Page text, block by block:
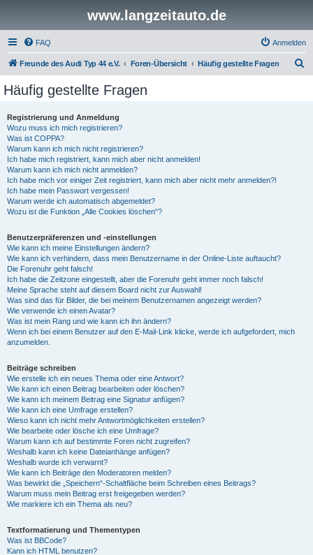
www.langzeitauto.de
FAQ Anmelden
Freunde des Audi Typ 44 e.V. Foren-Übersicht Häufig gestellte Fragen
Häufig gestellte Fragen
Registrierung und Anmeldung
Wozu muss ich mich registrieren?
Was ist COPPA?
Warum kann ich mich nicht registrieren?
Ich habe mich registriert, kann mich aber nicht anmelden!
Warum kann ich mich nicht anmelden?
Ich habe mich vor einiger Zeit registriert, kann mich aber nicht mehr anmelden?!
Ich habe mein Passwort vergessen!
Warum werde ich automatisch abgemeldet?
Wozu ist die Funktion „Alle Cookies löschen“?
Benutzerpräferenzen und -einstellungen
Wie kann ich meine Einstellungen ändern?
Wie kann ich verhindern, dass mein Benutzername in der Online-Liste auftaucht?
Die Forenuhr geht falsch!
Ich habe die Zeitzone eingestellt, aber die Forenuhr geht immer noch falsch!
Meine Sprache steht auf diesem Board nicht zur Auswahl!
Was sind das für Bilder, die bei meinem Benutzernamen angezeigt werden?
Wie verwende ich einen Avatar?
Was ist mein Rang und wie kann ich ihn ändern?
Wenn ich bei einem Benutzer auf den E-Mail-Link klicke, werde ich aufgefordert, mich
anzumelden.
Beiträge schreiben
Wie erstelle ich ein neues Thema oder eine Antwort?
Wie kann ich einen Beitrag bearbeiten oder löschen?
Wie kann ich meinem Beitrag eine Signatur anfügen?
Wie kann ich eine Umfrage erstellen?
Wieso kann ich nicht mehr Antwortmöglichkeiten erstellen?
Wie bearbeite oder lösche ich eine Umfrage?
Warum kann ich auf bestimmte Foren nicht zugreifen?
Weshalb kann ich keine Dateianhänge anfügen?
Weshalb wurde ich verwarnt?
Wie kann ich Beiträge den Moderatoren melden?
Was bewirkt die „Speichern“-Schaltfläche beim Schreiben eines Beitrags?
Warum muss mein Beitrag erst freigegeben werden?
Wie markiere ich ein Thema als neu?
Textformatierung und Thementypen
Was ist BBCode?
Kann ich HTML benutzen?